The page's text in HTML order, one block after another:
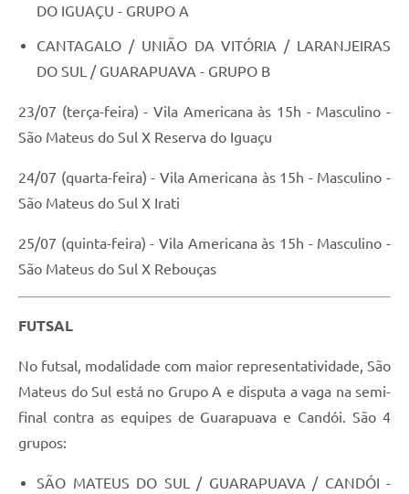
DO IGUAÇU - GRUPO A
CANTAGALO / UNIÃO DA VITÓRIA / LARANJEIRAS
DO SUL / GUARAPUAVA - GRUPO B
23/07 (terça-feira) - Vila Americana às 15h - Masculino -
São Mateus do Sul X Reserva do Iguaçu
24/07 (quarta-feira) - Vila Americana às 15h - Masculino -
São Mateus do Sul X Irati
25/07 (quinta-feira) - Vila Americana às 15h - Masculino -
São Mateus do Sul X Rebouças
FUTSAL
No futsal, modalidade com maior representatividade, São
Mateus do Sul está no Grupo A e disputa a vaga na semi-
final contra as equipes de Guarapuava e Candói. São 4
grupos:
SÃO MATEUS DO SUL / GUARAPUAVA / CANDÓI -